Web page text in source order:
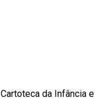
Cartoteca da Infância e